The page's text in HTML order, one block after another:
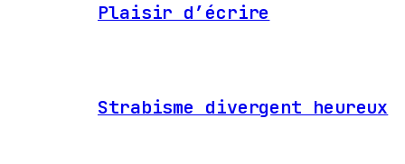
Plaisir d’écrire
Strabisme divergent heureux